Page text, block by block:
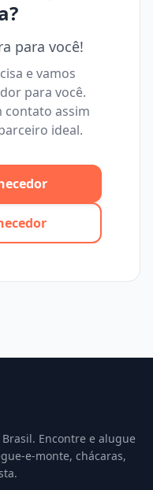
para você!
e vamos
para você.
contato assim
ideal.
Encontre e alugue
e-monte, chácaras,